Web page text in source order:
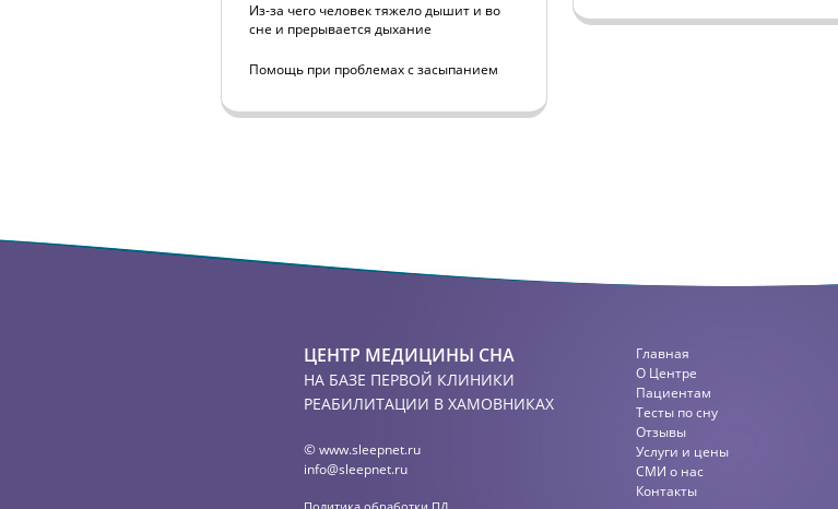
Из-за чего человек тяжело дышит и во
сне и прерывается дыхание
Помощь при проблемах с засыпанием
ЦЕНТР МЕДИЦИНЫ СНА
НА БАЗЕ ПЕРВОЙ КЛИНИКИ
РЕАБИЛИТАЦИИ В ХАМОВНИКАХ
©www.sleepnet.ru
info@sleepnet.ru
Главная
О Центре
Пациентам
Тесты по сну
Отзывы
Услуги и цены
СМИ о нас
Контакты